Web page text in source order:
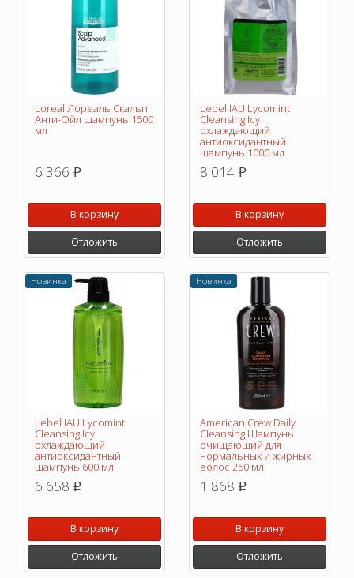
Loreal Лореаль Скальп
Анти-Ойл шампунь 1500
мл
6 366 p
В корзину
Отложить
Lebel IAU Lycomint
Cleansing Icy
охлаждающий
антиоксидантный
шампунь 1000 мл
8 014 p
В корзину
Отложить
Новинка
Lebel IAU Lycomint
Cleansing Icy
охлаждающий
антиоксидантный
шампунь 600 мл
6 658 p
В корзину
Отложить
Новинка
American Crew Daily
Cleansing Шампунь
очищающий для
нормальных и жирных
волос 250 мл
1 868 p
В корзину
Отложить